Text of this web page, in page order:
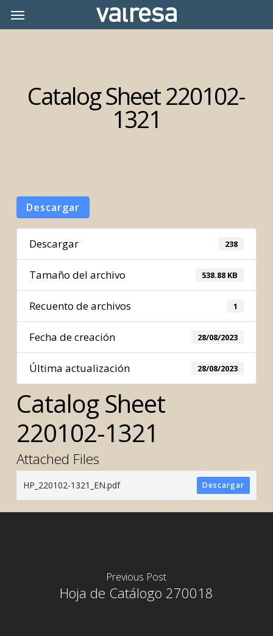
Menu
Catalog Sheet 220102-
1321
Descargar
Descargar 238
Tamaño del archivo 538.88 KB
Recuento de archivos 1
Fecha de creación 28/08/2023
Última actualización 28/08/2023
Catalog Sheet
220102-1321
Attached Files
HP_220102-1321_EN.pdf Descargar
Previous Post
Hoja de Catálogo 270018